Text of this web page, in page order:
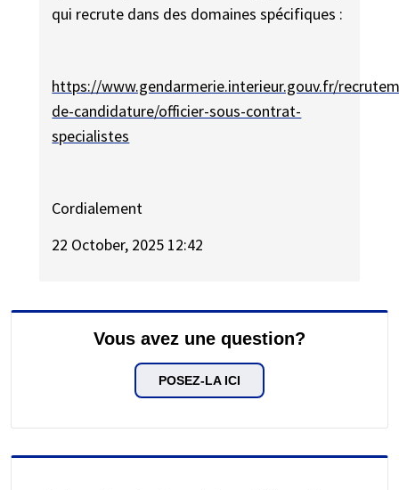
qui recrute dans des domaines spécifiques :
https://www.gendarmerie.interieur.gouv.fr/
de-candidature/officier-sous-contrat-
specialistes
Cordialement
22 October, 2025 12:42
Vous avez une question?
POSEZ-LA ICI